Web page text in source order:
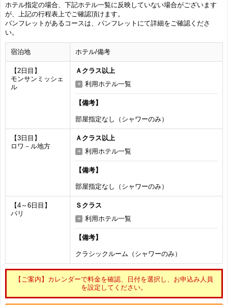
ホテル指定の場合、下記ホテル一覧に反映していない場合がございます
が、上記の行程表上でご確認頂けます。
パンフレットがあるコースは、パンフレットにて詳細をご確認くださ
い。
宿泊地 ホテル/備考
【2日目】
モンサンミッシェ
ル
Ａクラス以上
利用ホテル一覧
【備考】
部屋指定なし（シャワーのみ）
【3日目】
ロワ－ル地方
Ａクラス以上
利用ホテル一覧
【備考】
部屋指定なし（シャワーのみ）
【4～6日目】
パリ
Ｓクラス
利用ホテル一覧
【備考】
クラシックルーム（シャワーのみ）
【ご案内】カレンダーで料金を確認、日付を選択し、お申込み人員
を設定してください。